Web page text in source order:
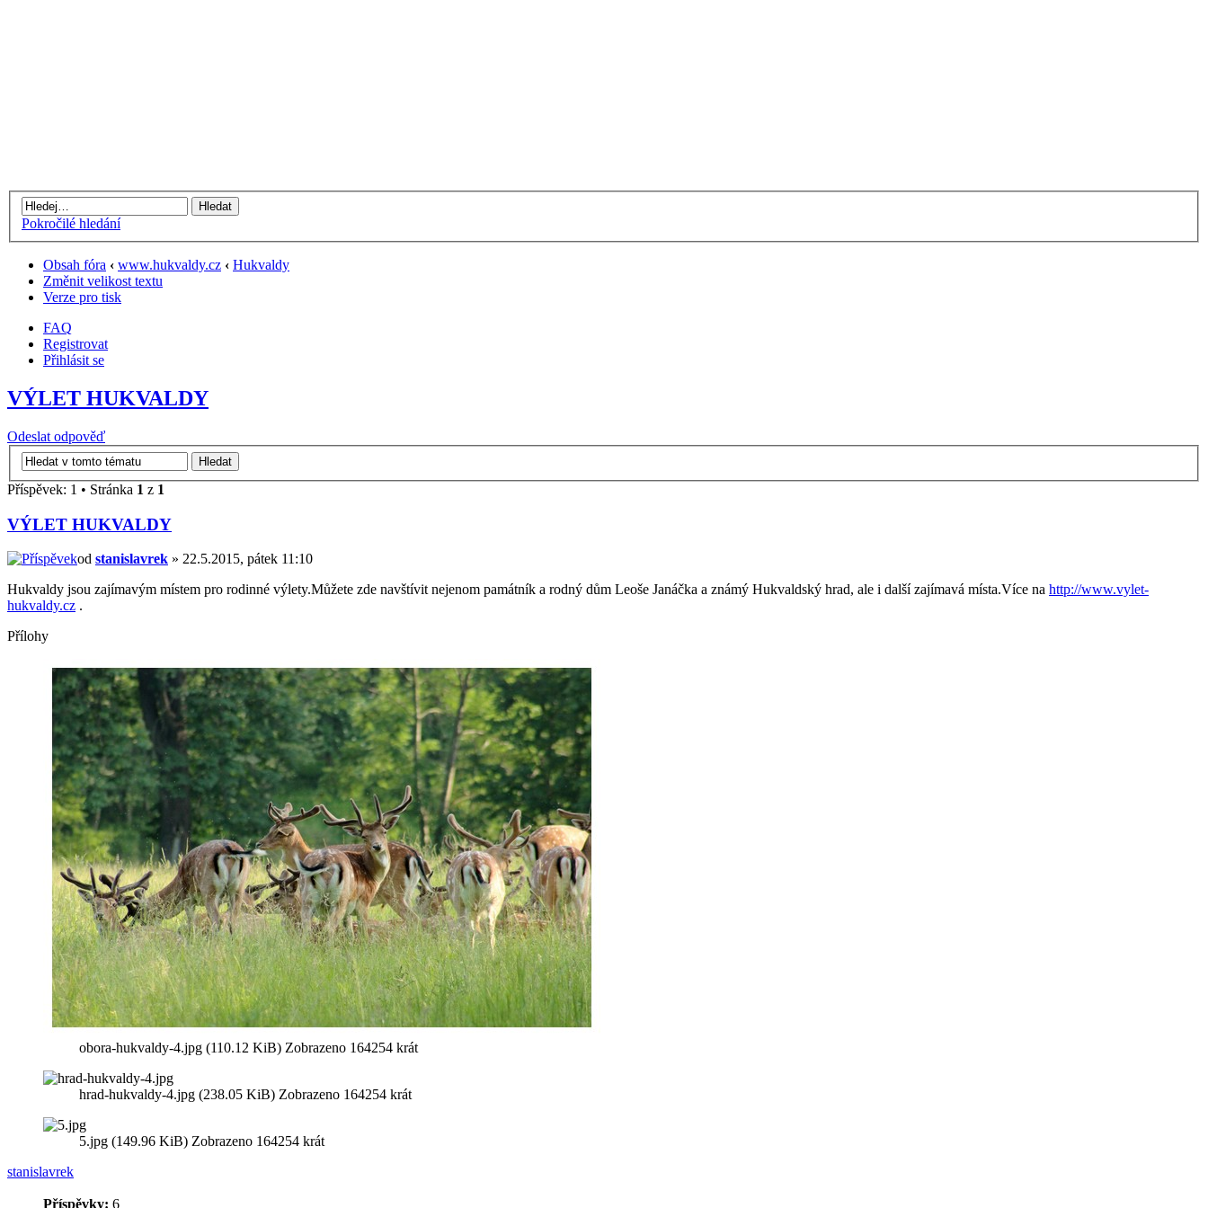
Pokročilé hledání
Obsah fóra ‹ www.hukvaldy.cz ‹ Hukvaldy
Změnit velikost textu
Verze pro tisk
FAQ
Registrovat
Přihlásit se
VÝLET HUKVALDY
Odeslat odpověď
Příspěvek: 1 • Stránka 1 z 1
VÝLET HUKVALDY
od stanislavrek » 22.5.2015, pátek 11:10
Hukvaldy jsou zajímavým místem pro rodinné výlety.Můžete zde navštívit nejenom památník a rodný dům Leoše Janáčka a známý Hukvaldský hrad, ale i další zajímavá místa.Více na http://www.vylet-
hukvaldy.cz .
Přílohy
obora-hukvaldy-4.jpg (110.12 KiB) Zobrazeno 164254 krát
hrad-hukvaldy-4.jpg (238.05 KiB) Zobrazeno 164254 krát
5.jpg (149.96 KiB) Zobrazeno 164254 krát
stanislavrek
Příspěvky: 6